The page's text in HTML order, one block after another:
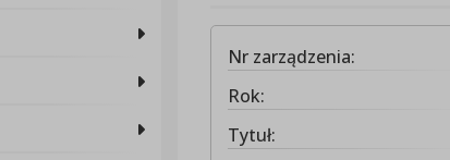
Nr zarządzenia:
Rok:
Tytuł: